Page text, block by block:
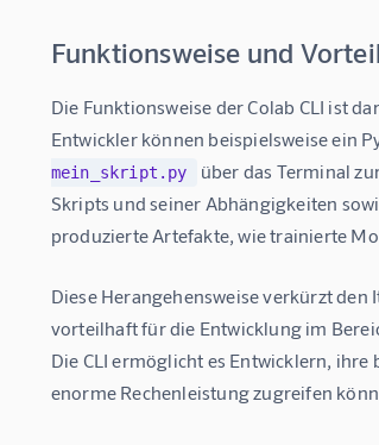
Funktionsweise und
Die Funktionsweise der Colab CLI ist
Entwickler können beispielsweise ein
mein_skript.py
über das Terminal
Skripts und seiner Abhängigkeiten
produzierte Artefakte, wie trainierte
Diese Herangehensweise verkürzt
vorteilhaft für die Entwicklung im
Die CLI ermöglicht es Entwicklern,
enorme Rechenleistung zugreifen